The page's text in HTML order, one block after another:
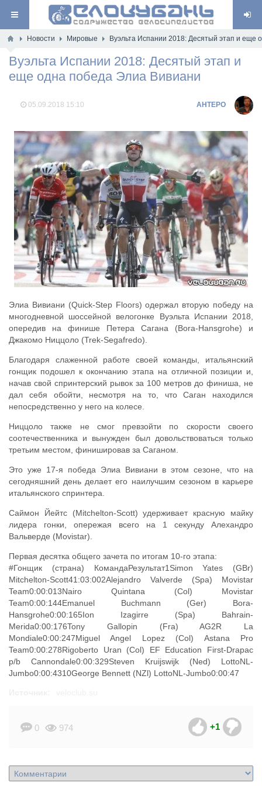
Новости Мировые Вуэльта Испании 2018: Десятый этап и еще
Вуэльта Испании 2018: Десятый этап и
еще одна победа Элиа Вивиани
05.09.2018 15:10 AHTEPO
Элиа Вивиани (Quick-Step Floors) одержал вторую победу на
многодневной шоссейной велогонке Вуэльта Испании 2018,
опередив на финише Петера Сагана (Bora-Hansgrohe) и
Джакомо Ниццоло (Trek-Segafredo).
Благодаря слаженной работе своей команды, итальянский
гонщик подошел к окончанию этапа на отличной позиции и,
начав свой спринтерский рывок за 100 метров до финиша, не
дал себя обойти, несмотря на то, что Саган находился
непосредственно у него на колесе.
Ниццоло также не смог превзойти по скорости своего
соотечественника и вынужден был довольствоваться только
третьим местом, финишировав за Саганом.
Это уже 17-я победа Элиа Вивиани в этом сезоне, что на
сегодняшний день делает его наилучшим сезоном в карьере
итальянского спринтера.
Саймон Йейтс (Mitchelton-Scott) удерживает красную майку
лидера гонки, опережая всего на 1 секунду Алехандро
Вальверде (Movistar).
Первая десятка общего зачета по итогам 10-го этапа:
#Гонщик (страна) КомандаРезультат1Simon Yates (GBr)
Mitchelton-Scott41:03:002Alejandro Valverde (Spa) Movistar
Team0:00:013Nairo Quintana (Col) Movistar
Team0:00:144Emanuel Buchmann (Ger) Bora-
Hansgrohe0:00:165Ion Izagirre (Spa) Bahrain-
Merida0:00:176Tony Gallopin (Fra) AG2R La
Mondiale0:00:247Miguel Angel Lopez (Col) Astana Pro
Team0:00:278Rigoberto Uran (Col) EF Education First-Drapac
p/b Cannondale0:00:329Steven Kruijswijk (Ned) LottoNL-
Jumbo0:00:4310George Bennett (NZl) LottoNL-Jumbo0:00:47
0 974 +1